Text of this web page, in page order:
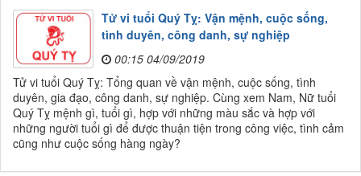
Tử vi tuổi Quý Tỵ: Vận mệnh, cuộc sống,
tình duyên, công danh, sự nghiệp
00:15 04/09/2019
Tử vi tuổi Quý Tỵ: Tổng quan về vận mệnh, cuộc sống, tình
duyên, gia đạo, công danh, sự nghiệp. Cùng xem Nam, Nữ tuổi
Quý Tỵ mệnh gì, tuổi gì, hợp với những màu sắc và hợp với
những người tuổi gì để được thuận tiện trong công việc, tình cảm
cũng như cuộc sống hàng ngày?